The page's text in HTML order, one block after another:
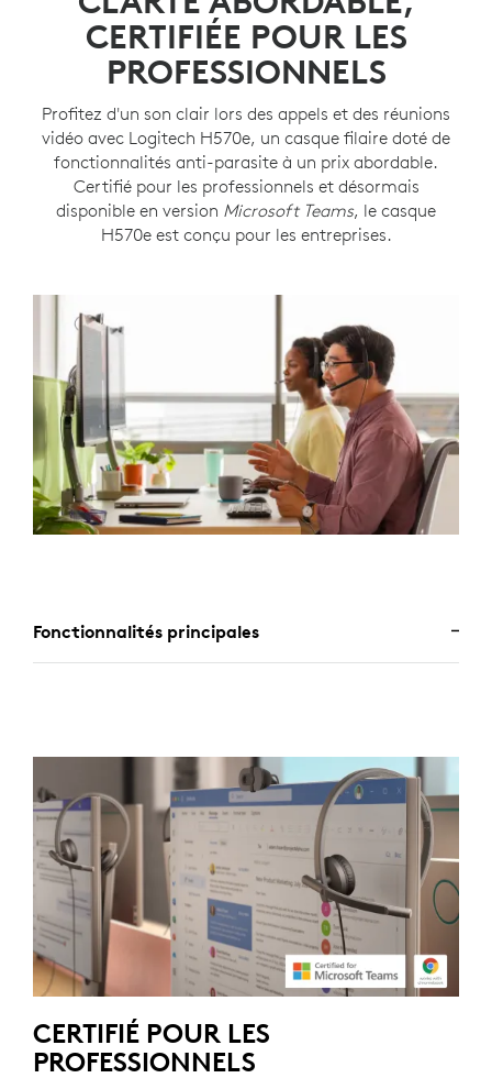
CERTIFIÉE POUR LES
PROFESSIONNELS
Profitez d'un son clair lors des appels et des réunions
vidéo avec Logitech H570e, un casque filaire doté de
fonctionnalités anti-parasite à un prix abordable.
Certifié pour les professionnels et désormais
disponible en version Microsoft Teams, le casque
H570e est conçu pour les entreprises.
Fonctionnalités principales
CERTIFIÉ POUR LES
PROFESSIONNELS